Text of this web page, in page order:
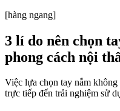
[hàng ngang]
3 lí do nên chọn
phong cách nội
Việc lựa chọn tay nắm
trực tiếp đến trải nghiệm sử